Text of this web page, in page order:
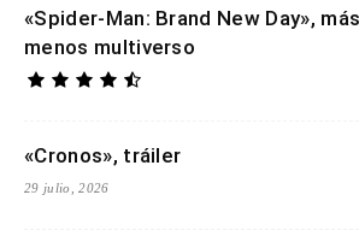
«Spider-Man: Brand New Day»,
menos multiverso
«Cronos», tráiler
29 julio, 2026